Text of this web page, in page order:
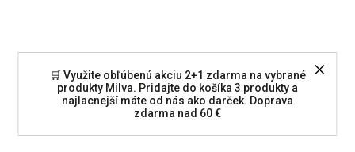
🛒 Využite obľúbenú akciu 2+1 zdarma na vybrané
produkty Milva. Pridajte do košíka 3 produkty a
najlacnejší máte od nás ako darček. Doprava
zdarma nad 60 €